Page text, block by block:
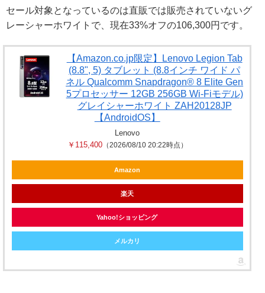
セール対象となっているのは直販では販売されていないグ
レーシャーホワイトで、現在33%オフの106,300円です。
【Amazon.co.jp限定】Lenovo Legion Tab
(8.8", 5) タブレット (8.8インチ ワイド パ
ネル Qualcomm Snapdragon® 8 Elite Gen
5プロセッサー 12GB 256GB Wi-Fiモデル)
グレイシャーホワイト ZAH20128JP
【AndroidOS】
Lenovo
￥115,400（2026/08/10 20:22時点）
Amazon
楽天
Yahoo!ショッピング
メルカリ